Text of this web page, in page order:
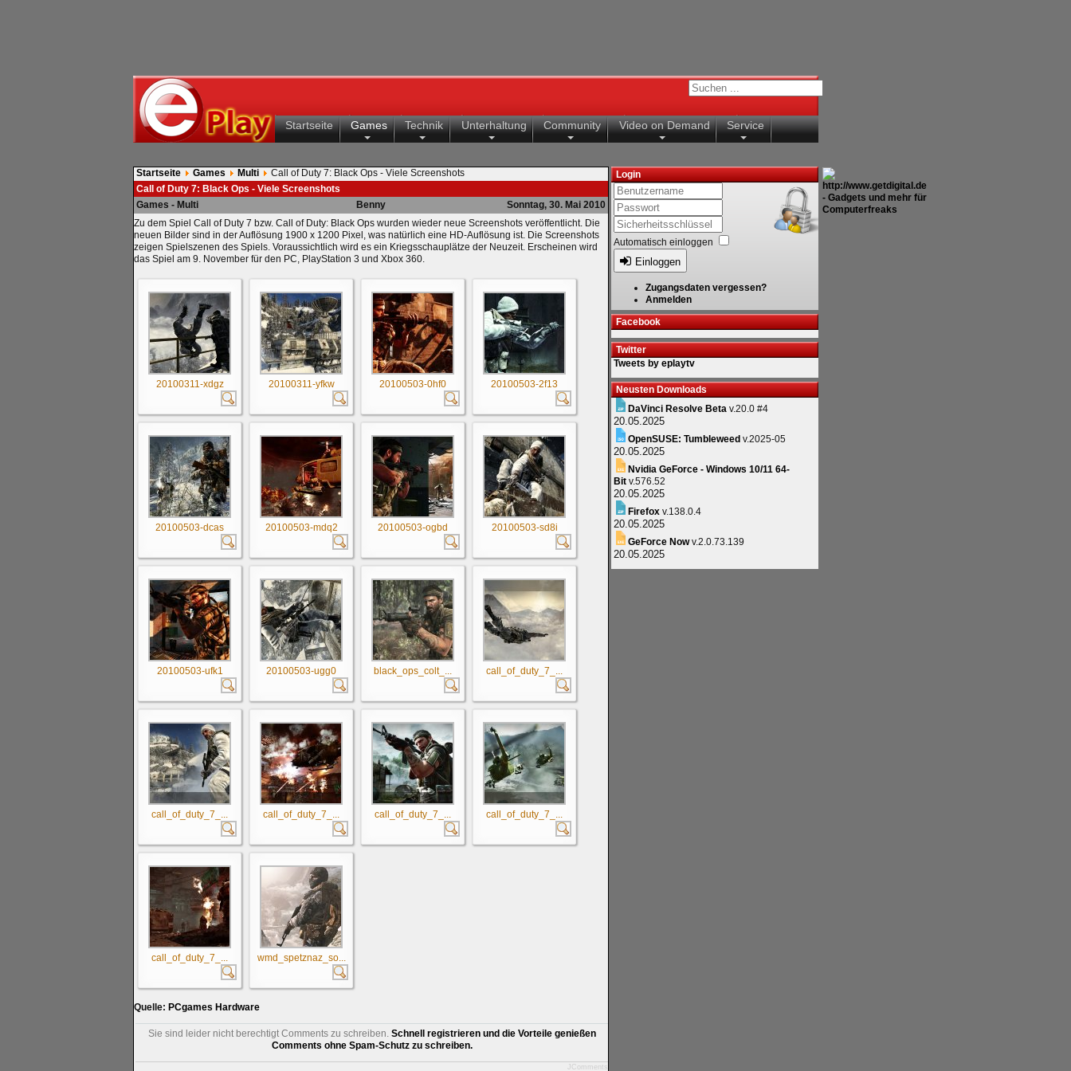
Startseite Games Technik Unterhaltung Community Video on Demand Service
Startseite Games Multi
Call of Duty 7: Black Ops - Viele Screenshots
Call of Duty 7: Black Ops - Viele Screenshots
Games - Multi
Benny
Sonntag, 30. Mai 2010
Zu dem Spiel Call of Duty 7 bzw. Call of Duty: Black Ops wurden wieder neue Screenshots veröffentlicht. Die
neuen Bilder sind in der Auflösung 1900 x 1200 Pixel, was natürlich eine HD-Auflösung ist. Die Screenshots
zeigen Spielszenen des Spiels. Voraussichtlich wird es ein Kriegsschauplätze der Neuzeit. Erscheinen wird
das Spiel am 9. November für den PC, PlayStation 3 und Xbox 360.
20100311-xdgz 20100311-yfkw 20100503-0hf0 20100503-2f13
20100503-dcas 20100503-mdq2 20100503-ogbd 20100503-sd8i
20100503-ufk1 20100503-ugg0 black_ops_colt_... call_of_duty_7_...
call_of_duty_7_... call_of_duty_7_... call_of_duty_7_... call_of_duty_7_...
call_of_duty_7_... wmd_spetznaz_so...
Quelle: PCgames Hardware
Sie sind leider nicht berechtigt Comments zu schreiben. Schnell registrieren und die Vorteile genießen
Comments ohne Spam-Schutz zu schreiben.
JComments
Login
Automatisch einloggen
Einloggen
Zugangsdaten vergessen?
Anmelden
Facebook
Twitter
Tweets by eplaytv
Neusten Downloads
DaVinci Resolve Beta v.20.0 #4
20.05.2025
OpenSUSE: Tumbleweed v.2025-05
20.05.2025
Nvidia GeForce - Windows 10/11 64-
Bit v.576.52
20.05.2025
Firefox v.138.0.4
20.05.2025
GeForce Nowv.2.0.73.139
20.05.2025